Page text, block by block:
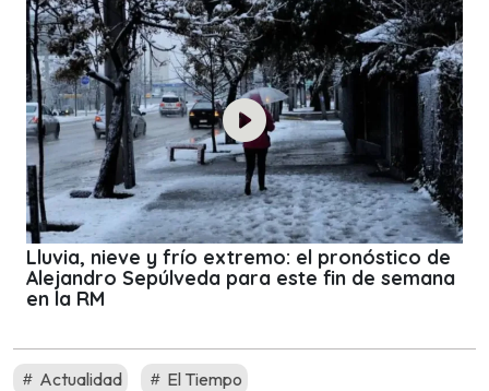
Lluvia, nieve y frío extremo: el pronóstico de
Alejandro Sepúlveda para este fin de semana
en la RM
Actualidad El Tiempo